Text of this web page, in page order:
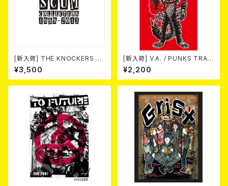
[新入荷] THE KNOCKERS 『S
CUM COLLECTION 1999
～2013』(2xCD)
¥3,500
[新入荷] V.A. / PUNKS TRAV
EL GUIDE SHIZUOKA (CD)
¥2,200